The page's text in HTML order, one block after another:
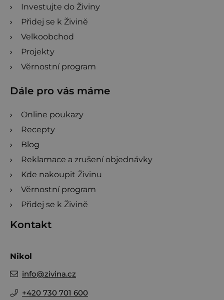
Investujte do Živiny
Přidej se k Živině
Velkoobchod
Projekty
Věrnostní program
Dále pro vás máme
Online poukazy
Recepty
Blog
Reklamace a zrušení objednávky
Kde nakoupit Živinu
Věrnostní program
Přidej se k Živině
Kontakt
Nikol
info@zivina.cz
+420 730 701 600